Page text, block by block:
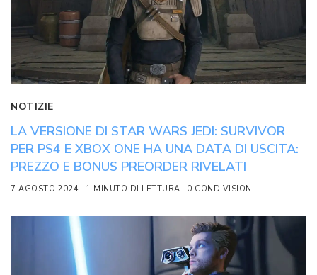
NOTIZIE
LA VERSIONE DI STAR WARS JEDI: SURVIVOR
PER PS4 E XBOX ONE HA UNA DATA DI USCITA:
PREZZO E BONUS PREORDER RIVELATI
7 AGOSTO 2024 1 MINUTO DI LETTURA 0 CONDIVISIONI